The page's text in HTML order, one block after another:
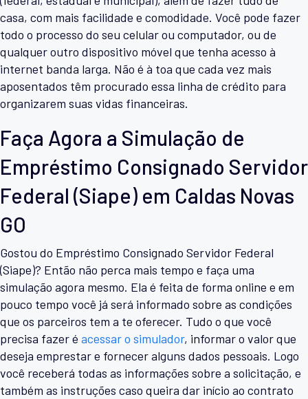
casa, com mais facilidade e comodidade. Você pode fazer
todo o processo do seu celular ou computador, ou de
qualquer outro dispositivo móvel que tenha acesso à
internet banda larga. Não é à toa que cada vez mais
aposentados têm procurado essa linha de crédito para
organizarem suas vidas financeiras.
Faça Agora a Simulação de
Empréstimo Consignado Servidor
Federal (Siape) em Caldas Novas
GO
Gostou do Empréstimo Consignado Servidor Federal
(Siape)? Então não perca mais tempo e faça uma
simulação agora mesmo. Ela é feita de forma online e em
pouco tempo você já será informado sobre as condições
que os parceiros tem a te oferecer. Tudo o que você
precisa fazer é acessar o simulador, informar o valor que
deseja emprestar e fornecer alguns dados pessoais. Logo
você receberá todas as informações sobre a solicitação, e
também as instruções caso queira dar início ao contrato